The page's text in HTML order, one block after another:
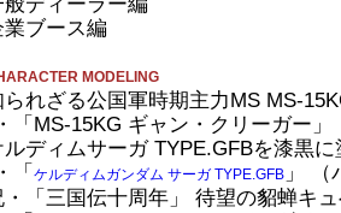
業ブース編
MODELING
られざる公国軍時期主力MS MS-
「MS-15KG ギャン・クリーガー」
ルディムサーガ TYPE.GFBを漆黒
「 ケルディムガンダム サーガ TYPE.GFB 」
・「三国伝十周年」 待望の貂蝉キ
クス